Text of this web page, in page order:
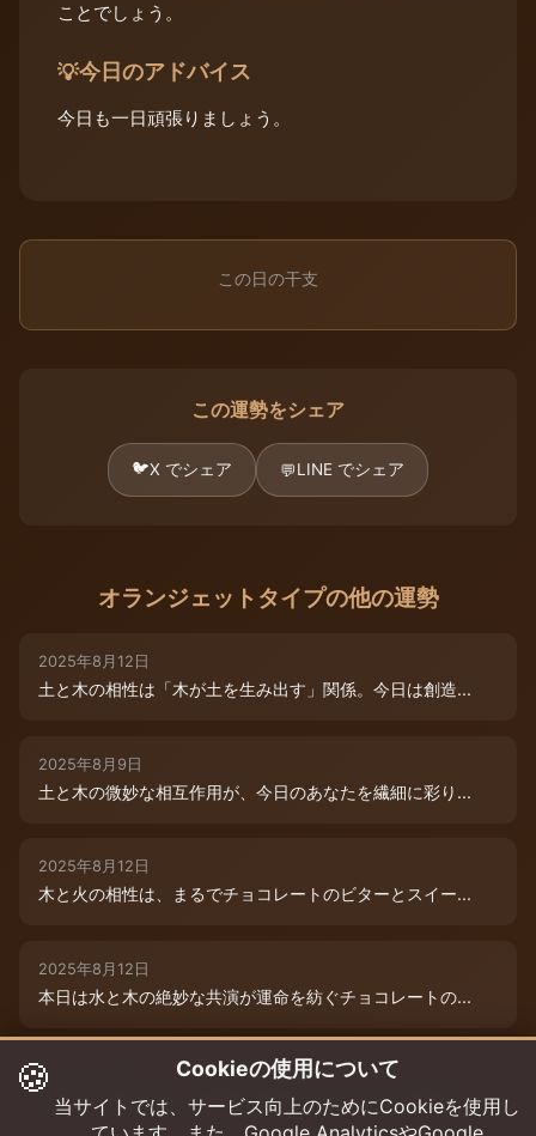
ことでしょう。
💡今日のアドバイス
今日も一日頑張りましょう。
この日の干支
この運勢をシェア
🐦X でシェア 💬LINE でシェア
オランジェットタイプの他の運勢
2025年8月12日
土と木の相性は「木が土を生み出す」関係。今日は創造...
2025年8月9日
土と木の微妙な相互作用が、今日のあなたを繊細に彩り...
2025年8月12日
木と火の相性は、まるでチョコレートのビターとスイー...
2025年8月12日
本日は水と木の絶妙な共演が運命を紡ぐチョコレートの...
2025年8月12日
本日は、燃えるような情熱と成長のエネルギーが交差す...
🍪 Cookieの使用について
当サイトでは、サービス向上のためにCookieを使用し